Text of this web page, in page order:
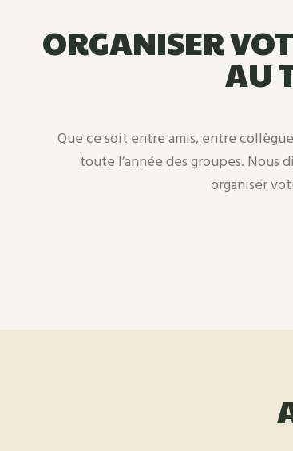
ORGANISER
AU
Que ce soit entre amis, entre
toute l’année des groupes. Nous
organiser